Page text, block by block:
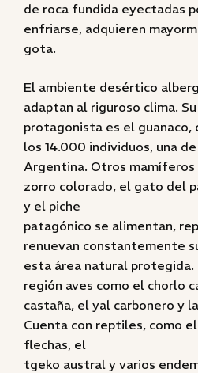
de roca fundida eyectadas
enfriarse, adquieren
gota.
El ambiente desértico
adaptan al riguroso clima.
protagonista es el guanaco,
los 14.000 individuos, una
Argentina. Otros
zorro colorado, el gato del
y el piche
patagónico se alimentan,
renuevan constantemente
esta área natural protegida.
región aves como el chorlo
castaña, el yal carbonero y
Cuenta con reptiles, como
flechas, el
tgeko austral y varios